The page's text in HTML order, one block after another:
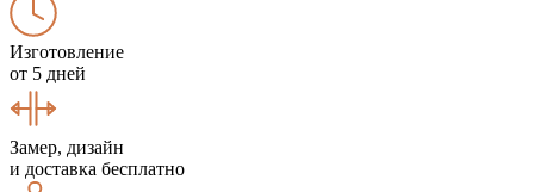
Изготовление
от 5 дней
Замер, дизайн
и доставка бесплатно